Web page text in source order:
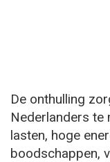
De onthulling
Nederlanders te
lasten, hoge
boodschappen,